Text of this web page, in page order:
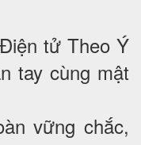
tử Theo Ý
tay cùng mật
vững chắc,